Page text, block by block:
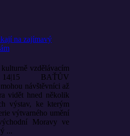
na zajímavý
vzdělávacím
BAŤŮV
návštěvníci až
vidět hned několik
výstav, ke kterým
výtvarného umění
Moravy ve
...